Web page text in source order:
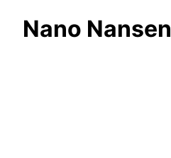
Nano Nansen